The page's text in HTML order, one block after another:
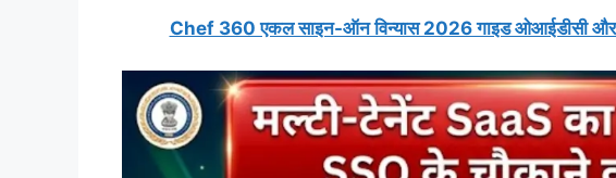
Chef 360 एकल साइन-ऑन विन्यास 2026 गाइड ओआईडीसी और